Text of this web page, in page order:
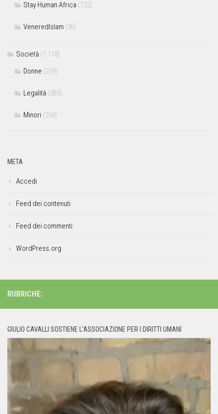
Stay Human Africa (122)
VeneredIslam (36)
Società (1.118)
Donne (259)
Legalità (383)
Minori (256)
META
Accedi
Feed dei contenuti
Feed dei commenti
WordPress.org
RUBRICHE:
GIULIO CAVALLI SOSTIENE L’ASSOCIAZIONE PER I DIRITTI UMANI
Player